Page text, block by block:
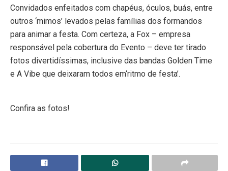
Convidados enfeitados com chapéus, óculos, buás, entre
outros ‘mimos’ levados pelas famílias dos formandos
para animar a festa. Com certeza, a Fox – empresa
responsável pela cobertura do Evento – deve ter tirado
fotos divertidíssimas, inclusive das bandas Golden Time
e A Vibe que deixaram todos em‘ritmo de festa’.
Confira as fotos!